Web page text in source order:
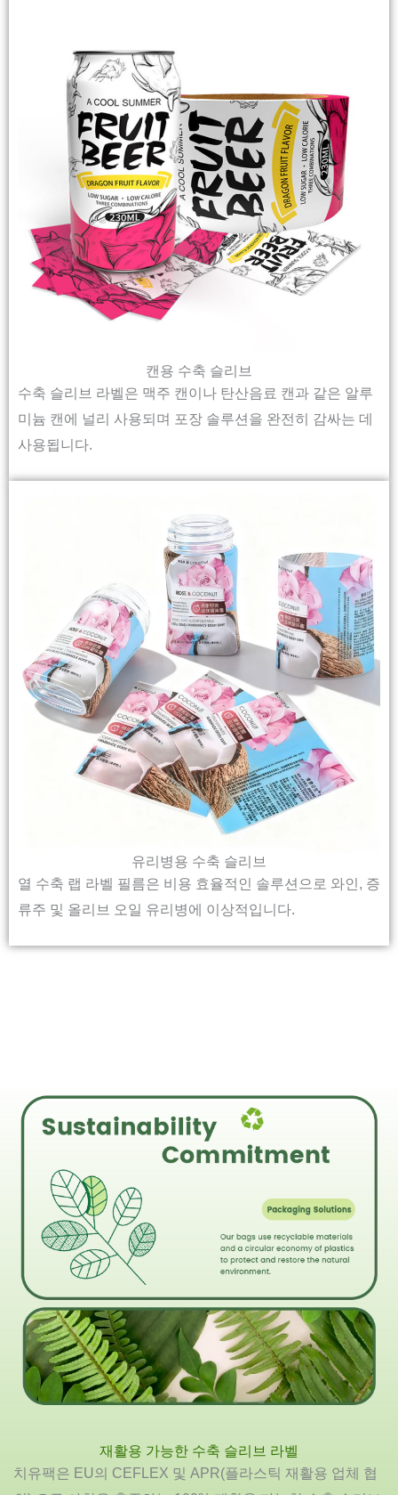
캔용 수축 슬리브
수축 슬리브 라벨은 맥주 캔이나 탄산음료 캔과 같은 알루
미늄 캔에 널리 사용되며 포장 솔루션을 완전히 감싸는 데
사용됩니다.
유리병용 수축 슬리브
열 수축 랩 라벨 필름은 비용 효율적인 솔루션으로 와인, 증
류주 및 올리브 오일 유리병에 이상적입니다.
재활용 가능한 수축 슬리브 라벨
치유팩은 EU의 CEFLEX 및 APR(플라스틱 재활용 업체 협